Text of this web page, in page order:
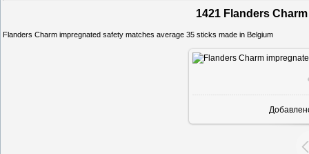
1421 Flanders
Flanders Charm impregnated safety matches average 35 sticks made in Belgium